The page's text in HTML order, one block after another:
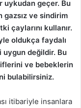
uykudan geçer. Bu
ve sindirim
çaylarını kullanır.
oldukça faydalı
değildir. Bu
ve bebeklerin
bulabilirsiniz.
itibariyle insanlara